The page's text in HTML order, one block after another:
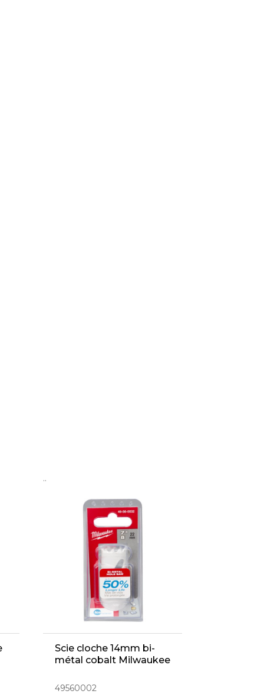
..
Scie cloche 14mm bi-
métal cobalt Milwaukee
49560002